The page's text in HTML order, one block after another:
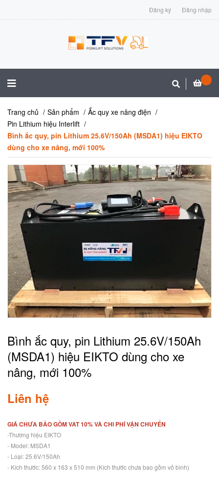
Đăng ký Đăng nhập
Trang chủ Sản phẩm
Ắc quy xe nâng điện
Pin Lithium hiệu Interlift
Bình ắc quy, pin Lithium 25.6V/150Ah (MSDA1) hiệu EIKTO
dùng cho xe nâng, mới 100%
Bình ắc quy, pin Lithium 25.6V/150Ah
(MSDA1) hiệu EIKTO dùng cho xe
nâng, mới 100%
Liên hệ
GIÁ CHƯA BẢO GỒM VAT 10% VÀ CHI PHÍ VẬN CHUYỂN
-Thương hiệu EIKTO
- Model: MSDA1
- Loại: 25.6V/150Ah
- Kích thước: 560 x 163 x 510 mm (Kích thước chưa bao gồm vỏ bình)